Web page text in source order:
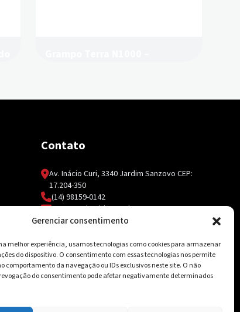
Gerenciar consentimento
melhor experiência, usamos tecnologias como cookies para armazenar
do dispositivo. O consentimento com essas tecnologias nos permite
comportamento da navegação ou IDs exclusivos neste site. O não
do consentimento pode afetar negativamente determinados
Contato
Av. Inácio Curi, 3340 Jardim Sanzovo CEP:
17.204-350
(14) 98159-0142
contato@ksolda.com.br